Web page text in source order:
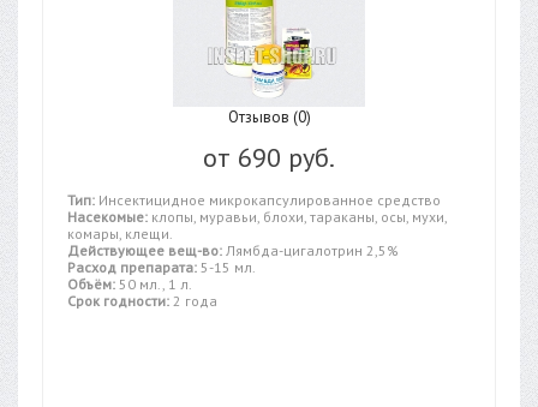
Отзывов (0)
от 690 руб.
Тип: Инсектицидное микрокапсулированное средство
Насекомые: клопы, муравьи, блохи, тараканы, осы, мухи,
комары, клещи.
Действующее вещ-во: Лямбда-цигалотрин 2,5%
Расход препарата: 5-15 мл.
Объём: 50 мл., 1 л.
Срок годности: 2 года